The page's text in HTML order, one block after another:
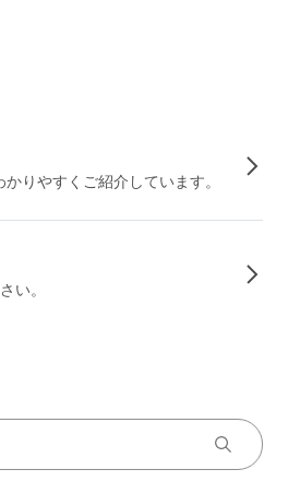
りやすくご紹介しています。
い。